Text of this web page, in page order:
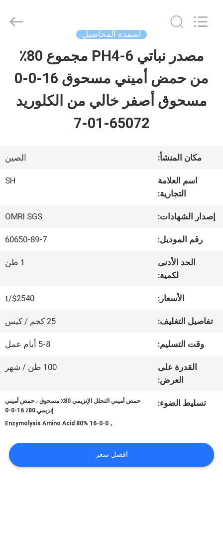
الصفحة
الرئيسية
أشرطة
فيديو
معلومات
المعمل
مراقبة
اطلب
Sichuan
Shihong
أسمدة المحاصيل
مصدر نباتي PH4-6 مجموع 80٪
من حمض أميني مسحوق 16-0-0
مسحوق أصفر خالي من الكلوريد
65072-01-7
مكان المنشأ: الصين
اسم العلامة
التجارية:
SH
إصدار الشهادات: OMRI SGS
رقم الموديل: 60650-89-7
الحد الأدنى
لكمية:
1 طن
الأسعار: $2540/t
تفاصيل التغليف: 25 كجم / كيس
وقت التسليم: 5-8 أيام عمل
القدرة على
العرض:
100 طن / شهر
تسليط الضوء:
حمض أميني التحلل الإنزيمي 80٪ مسحوق ، حمض أميني
إنزيمي 80٪ 16-0-0
,
Enzymolysis Amino Acid 80% 16-0-0
افضل سعر